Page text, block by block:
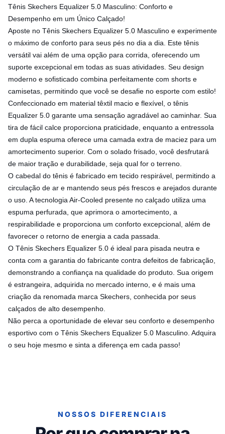
Tênis Skechers Equalizer 5.0 Masculino: Conforto e
Desempenho em um Único Calçado!
Aposte no Tênis Skechers Equalizer 5.0 Masculino e experimente
o máximo de conforto para seus pés no dia a dia. Este tênis
versátil vai além de uma opção para corrida, oferecendo um
suporte excepcional em todas as suas atividades. Seu design
moderno e sofisticado combina perfeitamente com shorts e
camisetas, permitindo que você se desafie no esporte com estilo!
Confeccionado em material têxtil macio e flexível, o tênis
Equalizer 5.0 garante uma sensação agradável ao caminhar. Sua
tira de fácil calce proporciona praticidade, enquanto a entressola
em dupla espuma oferece uma camada extra de maciez para um
amortecimento superior. Com o solado frisado, você desfrutará
de maior tração e durabilidade, seja qual for o terreno.
O cabedal do tênis é fabricado em tecido respirável, permitindo a
circulação de ar e mantendo seus pés frescos e arejados durante
o uso. A tecnologia Air-Cooled presente no calçado utiliza uma
espuma perfurada, que aprimora o amortecimento, a
respirabilidade e proporciona um conforto excepcional, além de
favorecer o retorno de energia a cada passada.
O Tênis Skechers Equalizer 5.0 é ideal para pisada neutra e
conta com a garantia do fabricante contra defeitos de fabricação,
demonstrando a confiança na qualidade do produto. Sua origem
é estrangeira, adquirida no mercado interno, e é mais uma
criação da renomada marca Skechers, conhecida por seus
calçados de alto desempenho.
Não perca a oportunidade de elevar seu conforto e desempenho
esportivo com o Tênis Skechers Equalizer 5.0 Masculino. Adquira
o seu hoje mesmo e sinta a diferença em cada passo!
NOSSOS DIFERENCIAIS